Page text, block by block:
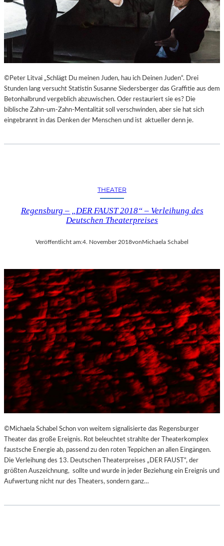
©Peter Litvai „Schlägt Du meinen Juden, hau ich Deinen Juden“. Drei
Stunden lang versucht Statistin Susanne Siedersberger das Graffitie aus dem
Betonhalbrund vergeblich abzuwischen. Oder restauriert sie es? Die
biblische Zahn-um-Zahn-Mentalität soll verschwinden, aber sie hat sich
eingebrannt in das Denken der Menschen und ist aktueller denn je.
THEATER
Regensburg – „DER FAUST 2018“ – Verleihung des
Deutschen Theaterpreises
Veröffentlicht am:4. November 2018von Michaela Schabel
©Michaela Schabel Schon von weitem signalisierte das Regensburger
Theater das große Ereignis. Rot beleuchtet strahlte der Theaterkomplex
faustsche Energie ab, passend zu den roten Teppichen an allen Eingängen.
Die Verleihung des 13. Deutschen Theaterpreises „DER FAUST“, der
größten Auszeichnung, sollte und wurde in jeder Beziehung ein Ereignis und
Aufwertung nicht nur des Theaters, sondern ganz…